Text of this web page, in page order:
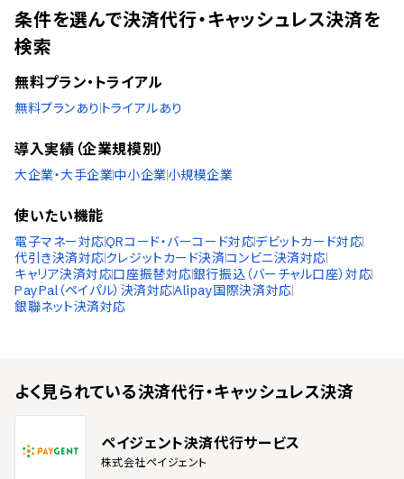
スペイン語
スウェーデン語
アラビア語
インドネシア語
ブルガリア語
チェコ語
ヘブライ語
ハンガリー語
トルコ語
ベトナム語
条件を選んで決済代行・キャッシュレス決済を
検索
無料プラン・トライアル
無料プランあり トライアルあり
導入実績（企業規模別）
大企業・大手企業中小企業小規模企業
使いたい機能
電子マネー対応QRコード・バーコード対応デビットカード対応
代引き決済対応クレジットカード決済コンビニ決済対応
キャリア決済対応口座振替対応銀行振込（バーチャル口座）対応
PayPal（ペイパル）決済対応Alipay国際決済対応
銀聯ネット決済対応
よく見られている決済代行・キャッシュレス決済
ペイジェント決済代行サービス
株式会社ペイジェント